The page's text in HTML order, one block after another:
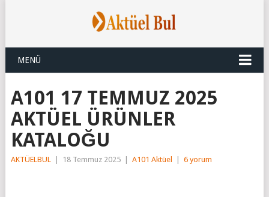
MENÜ
A101 17 TEMMUZ 2025
AKTÜEL ÜRÜNLER
KATALOĞU
AKTÜELBUL 18 Temmuz 2025 A101 Aktüel 6 yorum